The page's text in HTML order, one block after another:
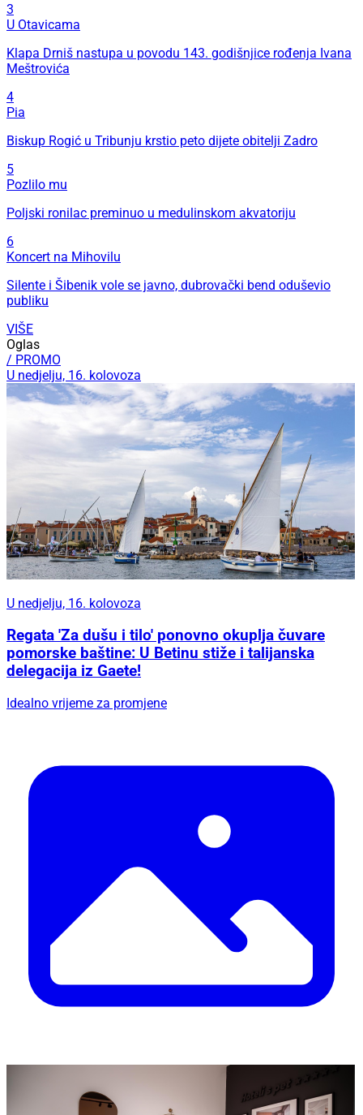
3
U Otavicama
Klapa Drniš nastupa u povodu 143. godišnjice rođenja Ivana
Meštrovića
4
Pia
Biskup Rogić u Tribunju krstio peto dijete obitelji Zadro
5
Pozlilo mu
Poljski ronilac preminuo u medulinskom akvatoriju
6
Koncert na Mihovilu
Silente i Šibenik vole se javno, dubrovački bend oduševio
publiku
VIŠE
Oglas
/ PROMO
U nedjelju, 16. kolovoza
U nedjelju, 16. kolovoza
Regata 'Za dušu i tilo' ponovno okuplja čuvare
pomorske baštine: U Betinu stiže i talijanska
delegacija iz Gaete!
Idealno vrijeme za promjene